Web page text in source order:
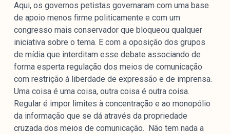
Aqui, os governos petistas governaram com uma base
de apoio menos firme politicamente e com um
congresso mais conservador que bloqueou qualquer
iniciativa sobre o tema. E com a oposição dos grupos
de mídia que interditam esse debate associando de
forma esperta regulação dos meios de comunicação
com restrição à liberdade de expressão e de imprensa.
Uma coisa é uma coisa, outra coisa é outra coisa.
Regular é impor limites à concentração e ao monopólio
da informação que se dá através da propriedade
cruzada dos meios de comunicação. Não tem nada a